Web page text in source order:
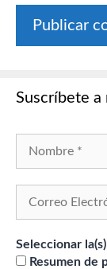
Suscríbete
Seleccionar
Resumen de